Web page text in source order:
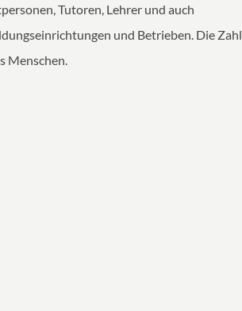
Tutoren, Lehrer und auch
und Betrieben. Die Zahl
Menschen.